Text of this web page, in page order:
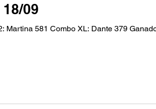
09
Martina 581 Combo XL: Dante 379